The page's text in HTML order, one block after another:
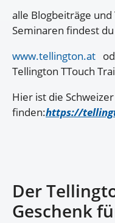
alle Blogbeiträge
Seminaren findest
www.tellington.at
Tellington TTouch
Hier ist die
finden:https://
Der
Geschenk